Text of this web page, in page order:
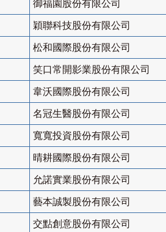
御福園股份有限公司
穎聯科技股份有限公司
松和國際股份有限公司
笑口常開影業股份有限公司
韋沃國際股份有限公司
名冠生醫股份有限公司
寬寬投資股份有限公司
晴耕國際股份有限公司
允諾實業股份有限公司
藝本誠製股份有限公司
交點創意股份有限公司